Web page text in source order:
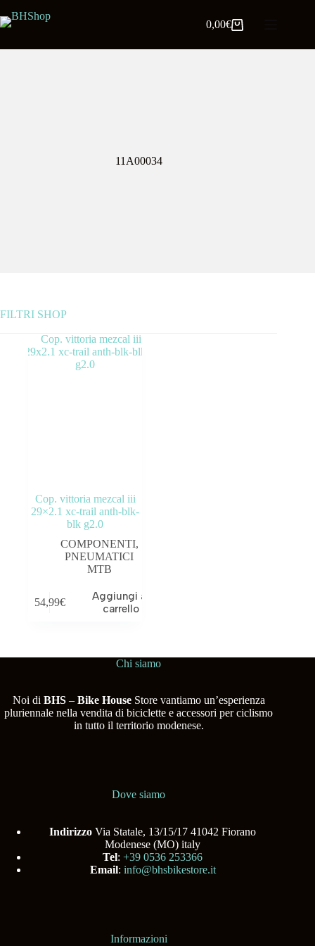
0,00€
11A00034
FILTRI SHOP
OUTLET
Cop. vittoria mezcal iii
29×2.1 xc-trail anth-blk-
blk g2.0
COMPONENTI,
PNEUMATICI
MTB
54,99€
Aggiungi al
carrello
Chi siamo
Noi di BHS– Bike HouseStore vantiamo un’esperienza
pluriennale nella vendita di biciclette e accessori per ciclismo
in tutto il territorio modenese.
Dove siamo
Indirizzo Via Statale, 13/15/17 41042 Fiorano
Modenese (MO) italy
Tel:+39 0536 253366
Email: info@bhsbikestore.it
Informazioni